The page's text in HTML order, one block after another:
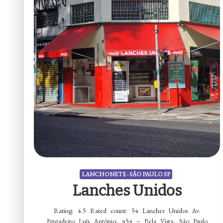
LANCHONETE - SÃO PAULO SP
Lanches Unidos
Rating: 4.5 Rated count: 54 Lanches Unidos Av.
Brigadeiro Luís Antônio, 454 – Bela Vista, São Paulo